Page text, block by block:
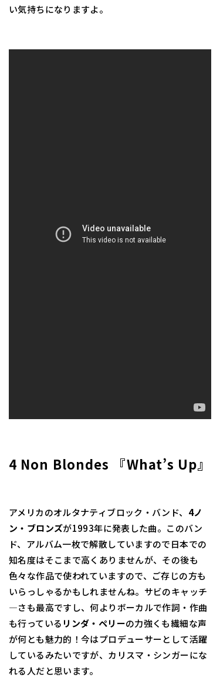
い気持ちになりますよ。
4 Non Blondes 『What’s Up』
アメリカのオルタナティブロック・バンド、 4ノ
ン・ブロンズが1993年に発表した曲。このバン
ド、アルバム一枚で解散していますので日本での
知名度はそこまで高くありませんが、その後も
色々な作品で使われていますので、ご存じの方も
いらっしゃるかもしれませんね。サビのキャッチ
―さも最高ですし、何よりボーカルで作詞・作曲
も行っている リンダ・ペリーの力強くも繊細な声
が何とも魅力的！今はプロデューサーとして活躍
しているみたいですが、カリスマ・シンガーにな
れる人だと思います。